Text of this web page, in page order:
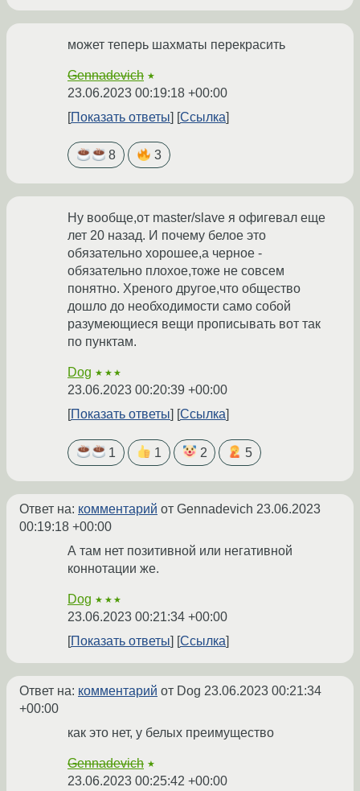
может теперь шахматы перекрасить
Gennadevich ★
23.06.2023 00:19:18 +00:00
Показать ответы
Ссылка
8 3
Ну вообще,от master/slave я офигевал еще
лет 20 назад. И почему белое это
обязательно хорошее,а черное -
обязательно плохое,тоже не совсем
понятно. Хреного другое,что общество
дошло до необходимости само собой
разумеющиеся вещи прописывать вот так
по пунктам.
Dog ★★★
23.06.2023 00:20:39 +00:00
Показать ответы
Ссылка
1 1 2 5
Ответ на: комментарий от Gennadevich 23.06.2023
00:19:18 +00:00
А там нет позитивной или негативной
коннотации же.
Dog ★★★
23.06.2023 00:21:34 +00:00
Показать ответы
Ссылка
Ответ на: комментарий от Dog 23.06.2023 00:21:34
+00:00
как это нет, у белых преимущество
Gennadevich ★
23.06.2023 00:25:42 +00:00